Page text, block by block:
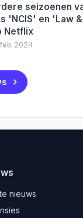
seizoenen
'NCIS' en 'Law
Netflix
2024
nieuws